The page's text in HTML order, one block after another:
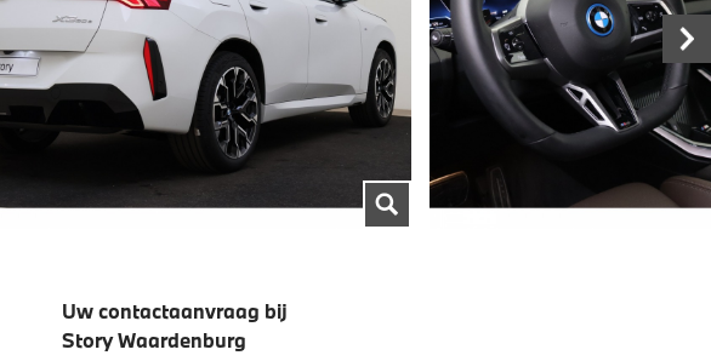
Uw contactaanvraag bij
Story Waardenburg